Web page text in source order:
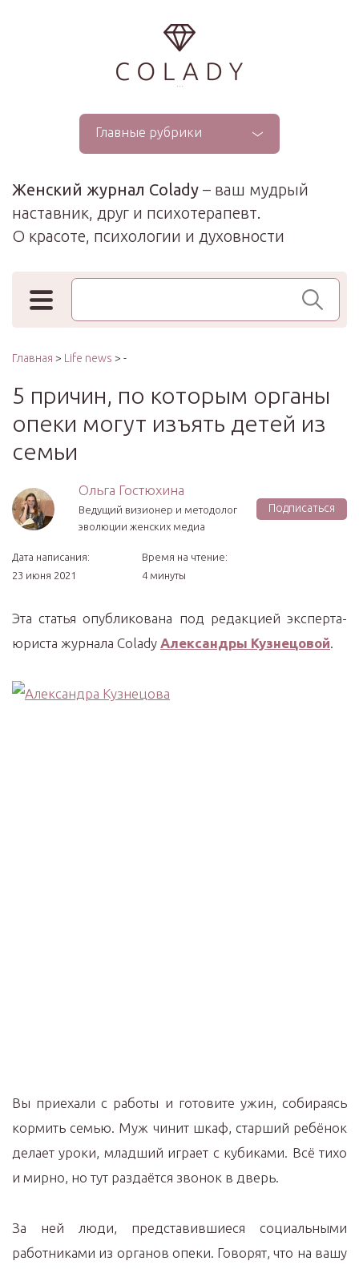
...
Главные рубрики
Женский журнал Colady – ваш мудрый
наставник, друг и психотерапевт.
О красоте, психологии и духовности
Поиск по сайту
Главная > Life news > -
5 причин, по которым органы
опеки могут изъять детей из
семьи
Ольга Гостюхина
Ведущий визионер и методолог
эволюции женских медиа
Подписаться
Дата написания:
23 июня 2021
Время на чтение:
4 минуты
Эта статья опубликована под редакцией эксперта-
юриста журнала Colady Александры Кузнецовой.
Вы приехали с работы и готовите ужин, собираясь
кормить семью. Муж чинит шкаф, старший ребёнок
делает уроки, младший играет с кубиками. Всё тихо
и мирно, но тут раздаётся звонок в дверь.
За ней люди, представившиеся социальными
работниками из органов опеки. Говорят, что на вашу